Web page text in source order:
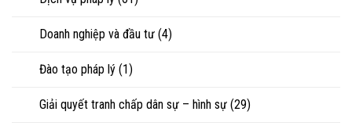
Doanh nghiệp và đầu tư (4)
Đào tạo pháp lý (1)
Giải quyết tranh chấp dân sự – hình sự (29)